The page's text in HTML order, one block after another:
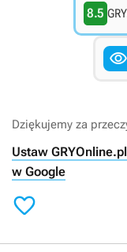
8.5

Dziękujemy za
Ustaw
w Google
